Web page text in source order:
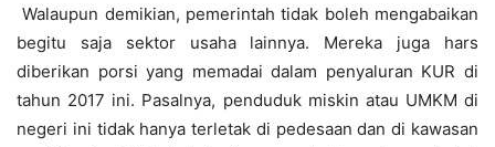
Walaupun demikian, pemerintah tidak boleh mengabaikan
begitu saja sektor usaha lainnya. Mereka juga hars
diberikan porsi yang memadai dalam penyaluran KUR di
tahun 2017 ini. Pasalnya, penduduk miskin atau UMKM di
negeri ini tidak hanya terletak di pedesaan dan di kawasan